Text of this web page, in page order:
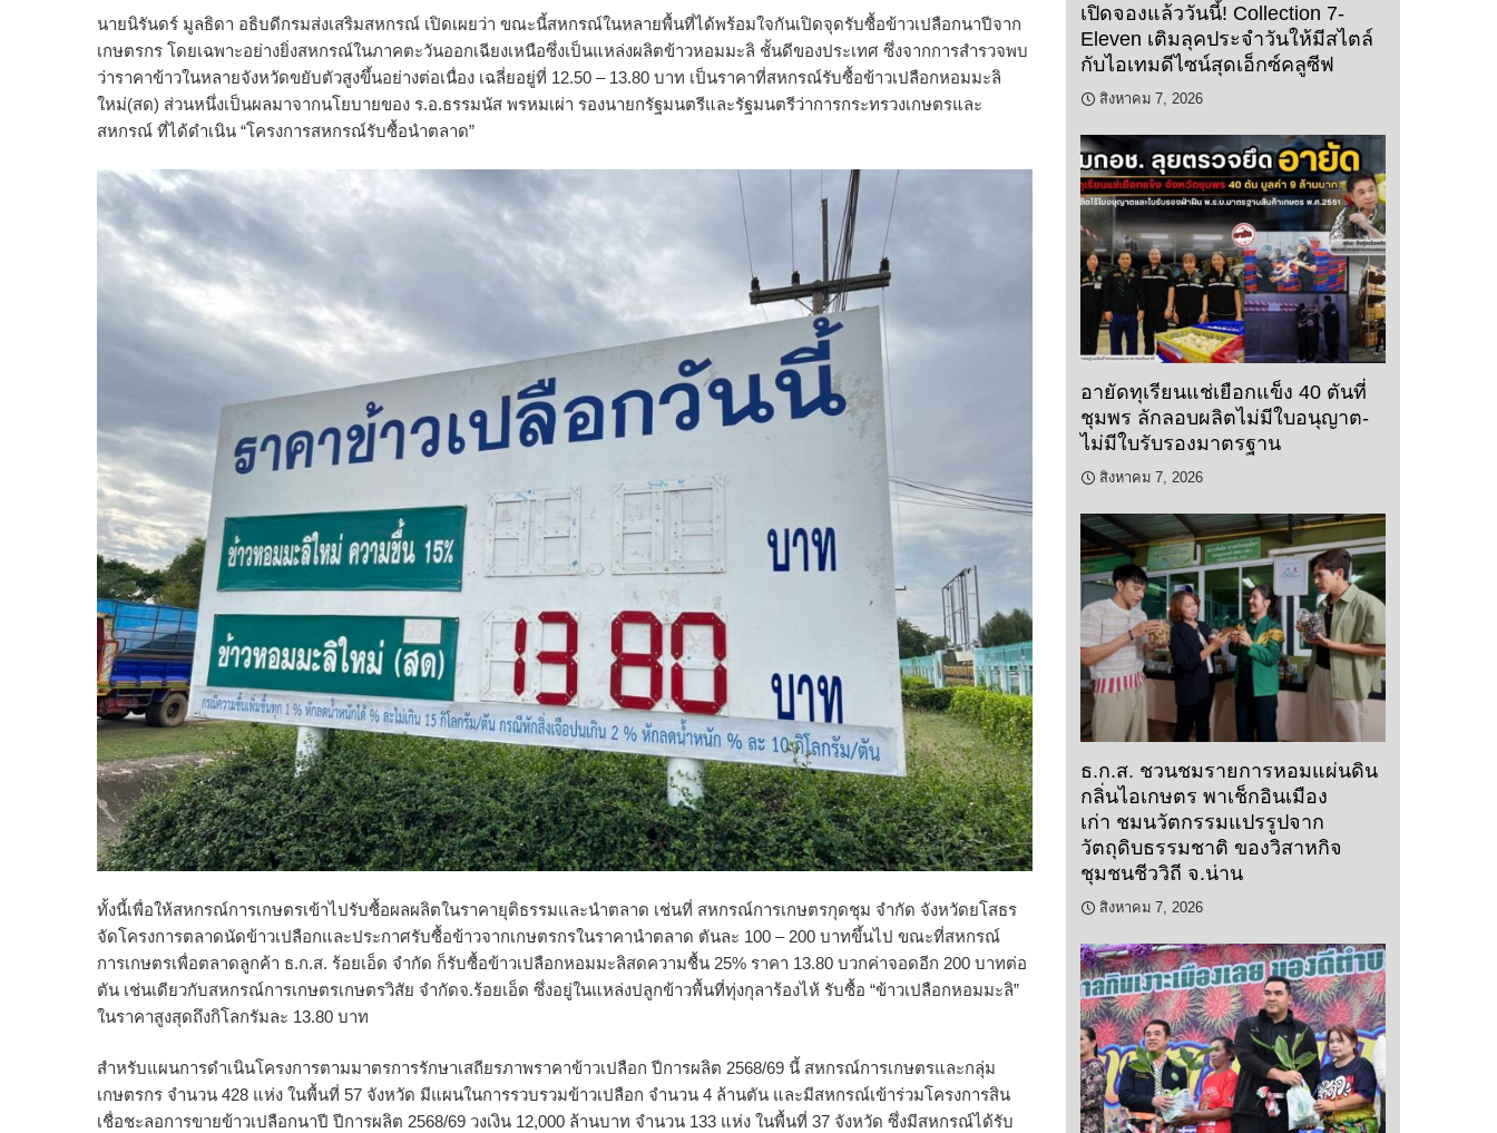
นายนิรันดร์ มูลธิดา อธิบดีกรมส่งเสริมสหกรณ์ เปิดเผยว่า ขณะนี้สหกรณ์ในหลายพื้นที่ได้พร้อมใจกันเปิดจุดรับซื้อข้าวเปลือกนาปีจาก
เกษตรกร โดยเฉพาะอย่างยิ่งสหกรณ์ในภาคตะวันออกเฉียงเหนือซึ่งเป็นแหล่งผลิตข้าวหอมมะลิ ชั้นดีของประเทศ ซึ่งจากการสำรวจพบ
ว่าราคาข้าวในหลายจังหวัดขยับตัวสูงขึ้นอย่างต่อเนื่อง เฉลี่ยอยู่ที่ 12.50 – 13.80 บาท เป็นราคาที่สหกรณ์รับซื้อข้าวเปลือกหอมมะลิ
ใหม่(สด) ส่วนหนึ่งเป็นผลมาจากนโยบายของ ร.อ.ธรรมนัส พรหมเผ่า รองนายกรัฐมนตรีและรัฐมนตรีว่าการกระทรวงเกษตรและ
สหกรณ์ ที่ได้ดำเนิน “โครงการสหกรณ์รับซื้อนำตลาด”
ทั้งนี้เพื่อให้สหกรณ์การเกษตรเข้าไปรับซื้อผลผลิตในราคายุติธรรมและนำตลาด เช่นที่ สหกรณ์การเกษตรกุดชุม จำกัด จังหวัดยโสธร
จัดโครงการตลาดนัดข้าวเปลือกและประกาศรับซื้อข้าวจากเกษตรกรในราคานำตลาด ตันละ 100 – 200 บาทขึ้นไป ขณะที่สหกรณ์
การเกษตรเพื่อตลาดลูกค้า ธ.ก.ส. ร้อยเอ็ด จำกัด ก็รับซื้อข้าวเปลือกหอมมะลิสดความชื้น 25% ราคา 13.80 บวกค่าจอดอีก 200 บาทต่อ
ตัน เช่นเดียวกับสหกรณ์การเกษตรเกษตรวิสัย จำกัดจ.ร้อยเอ็ด ซึ่งอยู่ในแหล่งปลูกข้าวพื้นที่ทุ่งกุลาร้องไห้ รับซื้อ “ข้าวเปลือกหอมมะลิ”
ในราคาสูงสุดถึงกิโลกรัมละ 13.80 บาท
สำหรับแผนการดำเนินโครงการตามมาตรการรักษาเสถียรภาพราคาข้าวเปลือก ปีการผลิต 2568/69 นี้ สหกรณ์การเกษตรและกลุ่ม
เกษตรกร จำนวน 428 แห่ง ในพื้นที่ 57 จังหวัด มีแผนในการรวบรวมข้าวเปลือก จำนวน 4 ล้านตัน และมีสหกรณ์เข้าร่วมโครงการสิน
เชื่อชะลอการขายข้าวเปลือกนาปี ปีการผลิต 2568/69 วงเงิน 12,000 ล้านบาท จำนวน 133 แห่ง ในพื้นที่ 37 จังหวัด ซึ่งมีสหกรณ์ได้รับ
เปิดจองแล้ววันนี้! Collection 7-
Eleven เติมลุคประจำวันให้มีสไตล์
กับไอเทมดีไซน์สุดเอ็กซ์คลูซีฟ
สิงหาคม 7, 2026
อายัดทุเรียนแช่เยือกแข็ง 40 ตันที่
ชุมพร ลักลอบผลิตไม่มีใบอนุญาต-
ไม่มีใบรับรองมาตรฐาน
สิงหาคม 7, 2026
ธ.ก.ส. ชวนชมรายการหอมแผ่นดิน
กลิ่นไอเกษตร พาเช็กอินเมือง
เก่า ชมนวัตกรรมแปรรูปจาก
วัตถุดิบธรรมชาติ ของวิสาหกิจ
ชุมชนชีววิถี จ.น่าน
สิงหาคม 7, 2026